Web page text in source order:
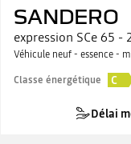
SANDERO
expression SCe 65 -
Véhicule neuf - essence -
Classe énergétique
C
Délai